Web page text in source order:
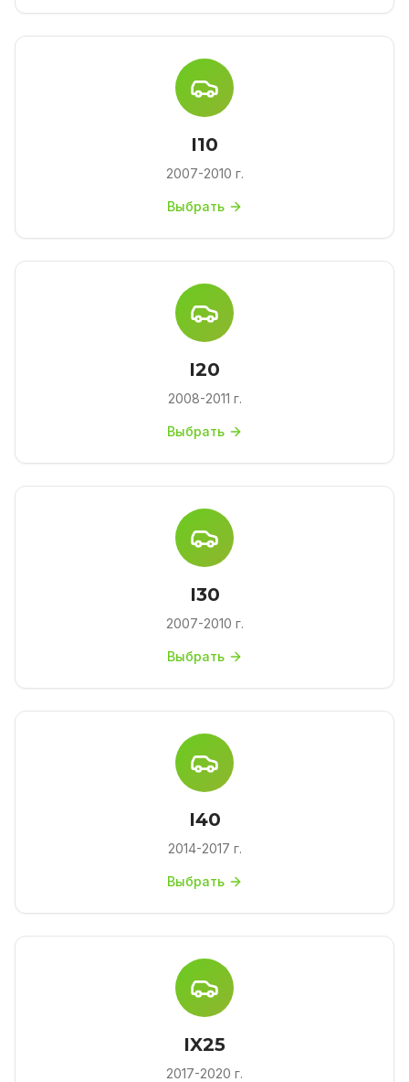
I10
2007-2010 г.
Выбрать
I20
2008-2011 г.
Выбрать
I30
2007-2010 г.
Выбрать
I40
2014-2017 г.
Выбрать
IX25
2017-2020 г.